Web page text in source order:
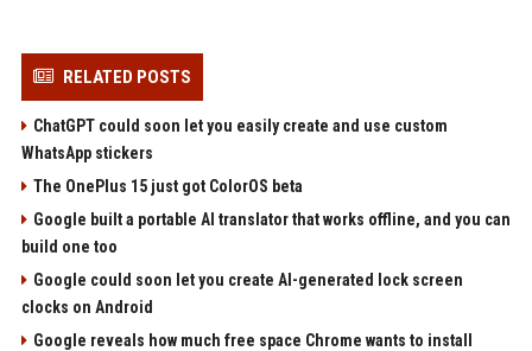
RELATED POSTS
ChatGPT could soon let you easily create and use custom
WhatsApp stickers
The OnePlus 15 just got ColorOS beta
Google built a portable AI translator that works offline, and you can
build one too
Google could soon let you create AI-generated lock screen
clocks on Android
Google reveals how much free space Chrome wants to install